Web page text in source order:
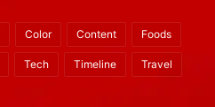
Color Content Foods
Tech Timeline Travel